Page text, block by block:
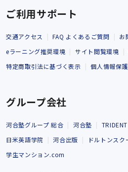
ご利用サポート
交通アクセス FAQ よくあるご質問
お
eラーニング推奨環境
サイト閲覧環境
特定商取引法に基づく表示
個人情報保
グループ会社
河合塾グループ 総合 河合塾 TRIDENT
日米英語学院
河合出版 ドルトンスク
学生マンション.com